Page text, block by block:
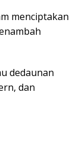
menciptakan
dedaunan
dan